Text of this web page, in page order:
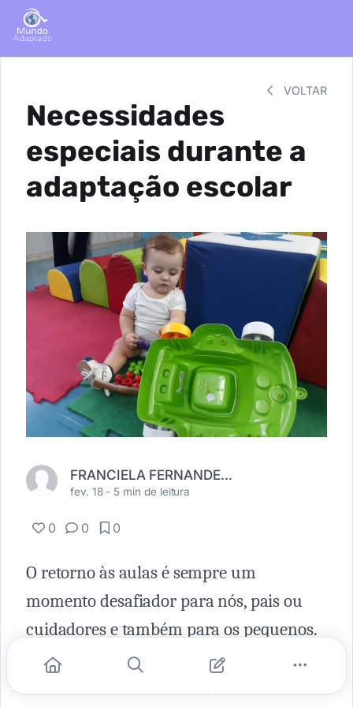
VOLTAR
Necessidades
especiais durante a
adaptação escolar
FRANCIELA FERNANDES PEREIRA
fev. 18 - 5 min de leitura
0 0 0
O retorno às aulas é sempre um
momento desafiador para nós, pais ou
cuidadores e também para os pequenos.
Alguns estão pisando pela primeira vez